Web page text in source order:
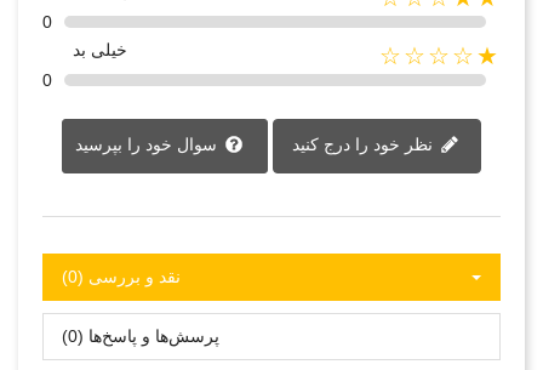
0
★☆☆☆☆
خیلی بد
0
سوال خود را بپرسید
نقد و بررسی‌‌ (0)
پرسش‌ها و پاسخ‌ها (0)